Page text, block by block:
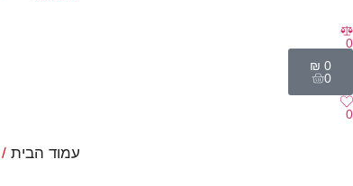
0
₪ 0
0
0
עמוד הבית/